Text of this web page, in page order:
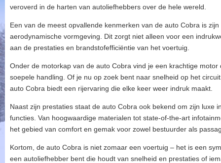
veroverd in de harten van autoliefhebbers over de hele wereld.
Een van de meest opvallende kenmerken van de auto Cobra is
aerodynamische vormgeving. Dit zorgt niet alleen voor een
aan de prestaties en brandstofefficiëntie van het voertuig.
Onder de motorkap van de auto Cobra vind je een krachtige
soepele handling. Of je nu op zoek bent naar snelheid op het
auto Cobra biedt een rijervaring die elke keer weer indruk maakt.
Naast zijn prestaties staat de auto Cobra ook bekend om zijn luxe
functies. Van hoogwaardige materialen tot state-of-the-art
het gebied van comfort en gemak voor zowel bestuurder als
Kortom, de auto Cobra is niet zomaar een voertuig – het is een
een autoliefhebber bent die houdt van snelheid en prestaties of